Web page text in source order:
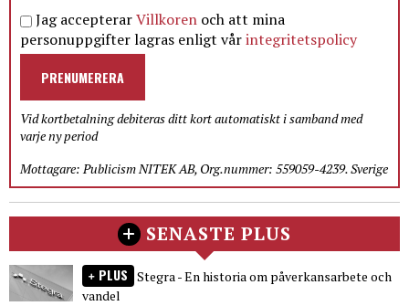
Jag accepterarVillkoren och att mina
personuppgifter lagras enligt vårintegritetspolicy
PRENUMERERA
Vid kortbetalning debiteras ditt kort automatiskt i samband med
varje ny period
Mottagare: Publicism NITEK AB, Org.nummer: 559059-4239. Sverige
SENASTE PLUS
PLUS Stegra - En historia om påverkansarbete och
vandel